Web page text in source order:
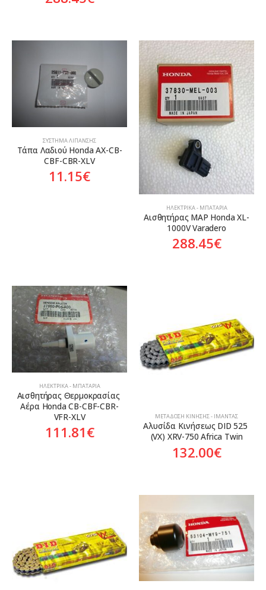
ΣΎΣΤΗΜΑ ΛΊΠΑΝΣΗΣ
Tάπα Λαδιού Honda AX-CB-
CBF-CBR-XLV
11.15€
ΗΛΕΚΤΡΙΚΆ - ΜΠΑΤΑΡΊΑ
Αισθητήρας MAP Honda XL-
1000V Varadero
288.45€
ΗΛΕΚΤΡΙΚΆ - ΜΠΑΤΑΡΊΑ
Αισθητήρας Θερμοκρασίας
Αέρα Honda CB-CBF-CBR-
VFR-XLV
111.81€
ΜΕΤΆΔΟΣΗ ΚΊΝΗΣΗΣ - ΙΜΆΝΤΑΣ
Αλυσίδα Κινήσεως DID 525
(VX) XRV-750 Africa Twin
132.00€